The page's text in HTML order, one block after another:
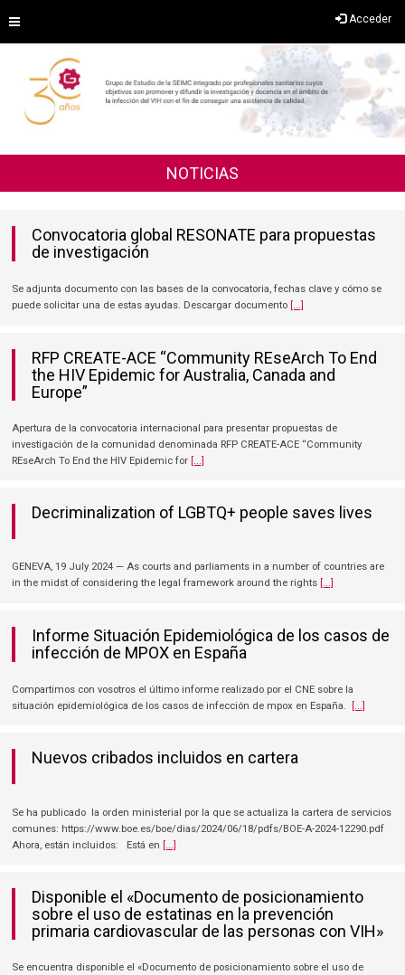
contenido
Acceder
NOTICIAS
Convocatoria global RESONATE para propuestas
de investigación
Se adjunta documento con las bases de la convocatoria, fechas clave y cómo se
puede solicitar una de estas ayudas. Descargar documento [...]
RFP CREATE-ACE “Community REseArch To End
the HIV Epidemic for Australia, Canada and
Europe”
Apertura de la convocatoria internacional para presentar propuestas de
investigación de la comunidad denominada RFP CREATE-ACE “Community
REseArch To End the HIV Epidemic for [...]
Decriminalization of LGBTQ+ people saves lives
GENEVA, 19 July 2024 — As courts and parliaments in a number of countries are
in the midst of considering the legal framework around the rights [...]
Informe Situación Epidemiológica de los casos de
infección de MPOX en España
Compartimos con vosotros el último informe realizado por el CNE sobre la
situación epidemiológica de los casos de infección de mpox en España.
[...]
Nuevos cribados incluidos en cartera
Se ha publicado la orden ministerial por la que se actualiza la cartera de servicios
comunes: https://www.boe.es/boe/dias/2024/06/18/pdfs/BOE-A-2024-12290.pdf
Ahora, están incluidos: Está en [...]
Disponible el «Documento de posicionamiento
sobre el uso de estatinas en la prevención
primaria cardiovascular de las personas con VIH»
Se encuentra disponible el «Documento de posicionamiento sobre el uso de